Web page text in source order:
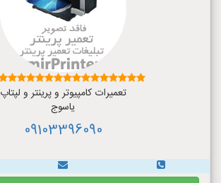
تعمیرات کامپیوتر و پرینتر و لپتاپ
یاسوج
09103396090